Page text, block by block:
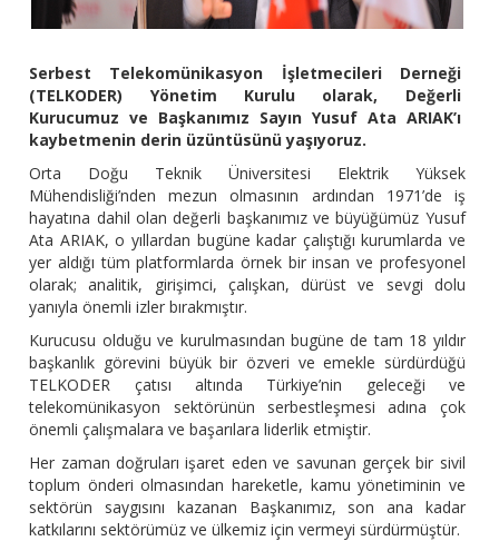
Serbest Telekomünikasyon İşletmecileri Derneği
(TELKODER) Yönetim Kurulu olarak, Değerli
Kurucumuz ve Başkanımız Sayın Yusuf Ata ARIAK’ı
kaybetmenin derin üzüntüsünü yaşıyoruz.
Orta Doğu Teknik Üniversitesi Elektrik Yüksek
Mühendisliği’nden mezun olmasının ardından 1971’de iş
hayatına dahil olan değerli başkanımız ve büyüğümüz Yusuf
Ata ARIAK, o yıllardan bugüne kadar çalıştığı kurumlarda ve
yer aldığı tüm platformlarda örnek bir insan ve profesyonel
olarak; analitik, girişimci, çalışkan, dürüst ve sevgi dolu
yanıyla önemli izler bırakmıştır.
Kurucusu olduğu ve kurulmasından bugüne de tam 18 yıldır
başkanlık görevini büyük bir özveri ve emekle sürdürdüğü
TELKODER çatısı altında Türkiye’nin geleceği ve
telekomünikasyon sektörünün serbestleşmesi adına çok
önemli çalışmalara ve başarılara liderlik etmiştir.
Her zaman doğruları işaret eden ve savunan gerçek bir sivil
toplum önderi olmasından hareketle, kamu yönetiminin ve
sektörün saygısını kazanan Başkanımız, son ana kadar
katkılarını sektörümüz ve ülkemiz için vermeyi sürdürmüştür.